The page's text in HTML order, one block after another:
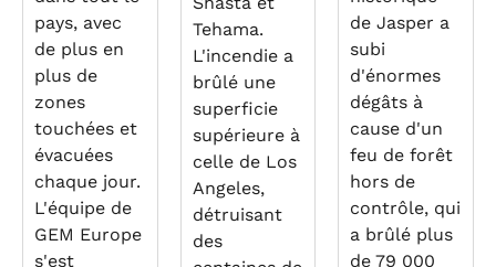
pays, avec
de plus en
plus de
zones
touchées et
évacuées
chaque jour.
L'équipe de
GEM Europe
s'est
Tehama.
L'incendie a
brûlé une
superficie
supérieure à
celle de Los
Angeles,
détruisant
des
de Jasper a
subi
d'énormes
dégâts à
cause d'un
feu de forêt
hors de
contrôle, qui
a brûlé plus
de 79 000